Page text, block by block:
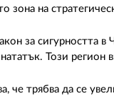
зона на
за сигурността
Този
че трябва да се